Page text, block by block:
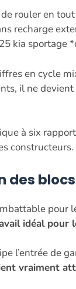
rouler en
recharge
kia sportage
en cycle
il ne
à six
constructeurs.
des blocs
pour
idéal pour
l’entrée de
vraiment